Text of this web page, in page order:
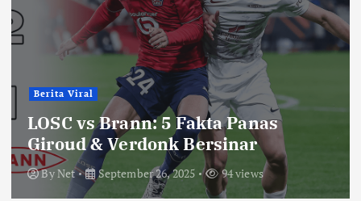
Berita Viral
LOSC vs Brann: 5 Fakta Panas
Giroud & Verdonk Bersinar
ByNet September 26, 2025 94 views